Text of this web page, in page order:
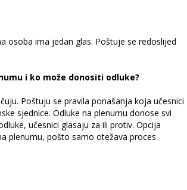
osoba ima jedan glas. Poštuje se redoslijed
i ko može donositi odluke?
Poštuju se pravila ponašanja koja učesnici
sjednice. Odluke na plenumu donose svi
učesnici glasaju za ili protiv. Opcija
plenumu, pošto samo otežava proces